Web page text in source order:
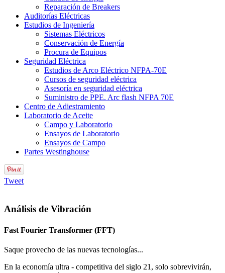
Reparación de Breakers
Auditorías Eléctricas
Estudios de Ingeniería
Sistemas Eléctricos
Conservación de Energía
Procura de Equipos
Seguridad Eléctrica
Estudios de Arco Eléctrico NFPA-70E
Cursos de seguridad eléctrica
Asesoría en seguridad eléctrica
Suministro de PPE. Arc flash NFPA 70E
Centro de Adiestramiento
Laboratorio de Aceite
Campo y Laboratorio
Ensayos de Laboratorio
Ensayos de Campo
Partes Westinghouse
Tweet
Análisis de Vibración
Fast Fourier Transformer (FFT)
Saque provecho de las nuevas tecnologías...
En la economía ultra - competitiva del siglo 21, solo sobrevivirán,